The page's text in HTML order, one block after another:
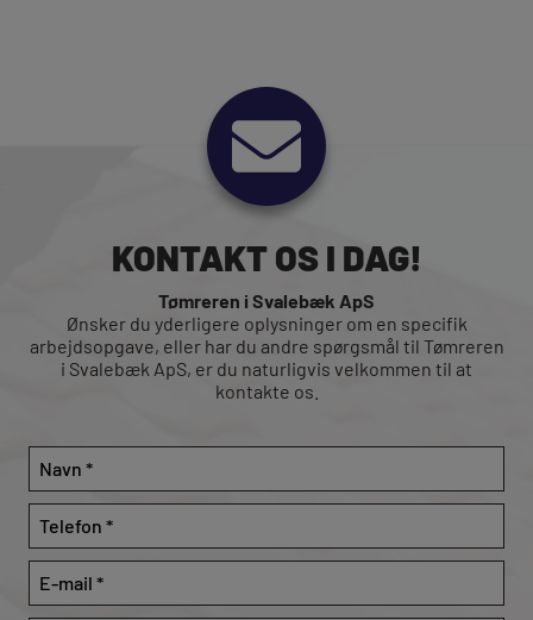
KONTAKT OS I DAG!
Tømreren i Svalebæk ApS
Ønsker du yderligere oplysninger om en specifik
arbejdsopgave, eller har du andre spørgsmål til Tømreren
i Svalebæk ApS, er du naturligvis velkommen til at
kontakte os.​
Navn
*
Telefon
*
E-
mail